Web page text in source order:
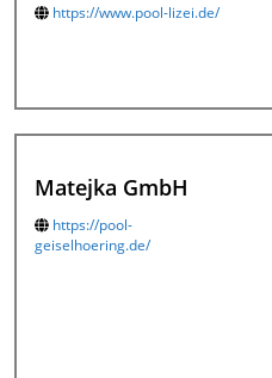
https://www.pool-lizei.de/
Matejka GmbH
https://pool-
geiselhoering.de/